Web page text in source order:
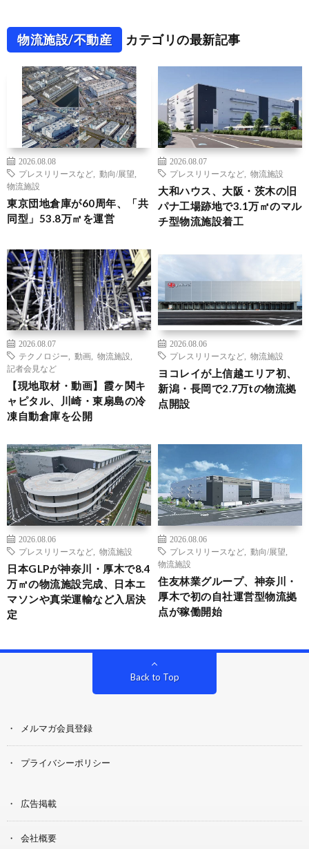
物流施設/不動産 カテゴリの最新記事
2026.08.08
プレスリリースなど
動向/展望
物流施設
東京団地倉庫が60周年、「共
同型」53.8万㎡を運営
2026.08.07
プレスリリースなど
物流施設
大和ハウス、大阪・茨木の旧
パナ工場跡地で3.1万㎡のマル
チ型物流施設着工
2026.08.07
テクノロジー
動画 物流施設
記者会見など
【現地取材・動画】霞ヶ関キ
ャピタル、川崎・東扇島の冷
凍自動倉庫を公開
2026.08.06
プレスリリースなど
物流施設
ヨコレイが上信越エリア初、
新潟・長岡で2.7万tの物流拠
点開設
2026.08.06
プレスリリースなど
物流施設
日本GLPが神奈川・厚木で8.4
万㎡の物流施設完成、日本エ
マソンや真栄運輸など入居決
定
2026.08.06
プレスリリースなど
動向/展望
物流施設
住友林業グループ、神奈川・
厚木で初の自社運営型物流拠
点が稼働開始
Back to Top
メルマガ会員登録
プライバシーポリシー
広告掲載
会社概要